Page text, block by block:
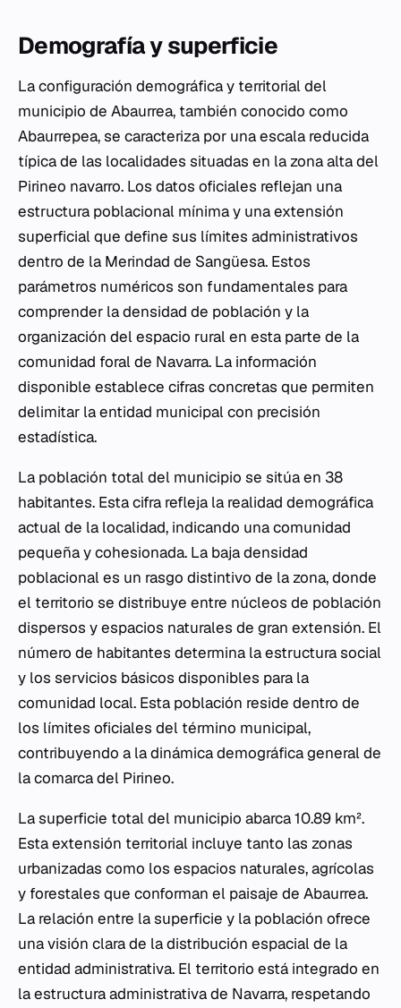
Demografía y superficie
La configuración demográfica y territorial del
municipio de Abaurrea, también conocido como
Abaurrepea, se caracteriza por una escala reducida
típica de las localidades situadas en la zona alta del
Pirineo navarro. Los datos oficiales reflejan una
estructura poblacional mínima y una extensión
superficial que define sus límites administrativos
dentro de la Merindad de Sangüesa. Estos
parámetros numéricos son fundamentales para
comprender la densidad de población y la
organización del espacio rural en esta parte de la
comunidad foral de Navarra. La información
disponible establece cifras concretas que permiten
delimitar la entidad municipal con precisión
estadística.
La población total del municipio se sitúa en 38
habitantes. Esta cifra refleja la realidad demográfica
actual de la localidad, indicando una comunidad
pequeña y cohesionada. La baja densidad
poblacional es un rasgo distintivo de la zona, donde
el territorio se distribuye entre núcleos de población
dispersos y espacios naturales de gran extensión. El
número de habitantes determina la estructura social
y los servicios básicos disponibles para la
comunidad local. Esta población reside dentro de
los límites oficiales del término municipal,
contribuyendo a la dinámica demográfica general de
la comarca del Pirineo.
La superficie total del municipio abarca 10.89 km².
Esta extensión territorial incluye tanto las zonas
urbanizadas como los espacios naturales, agrícolas
y forestales que conforman el paisaje de Abaurrea.
La relación entre la superficie y la población ofrece
una visión clara de la distribución espacial de la
entidad administrativa. El territorio está integrado en
la estructura administrativa de Navarra, respetando